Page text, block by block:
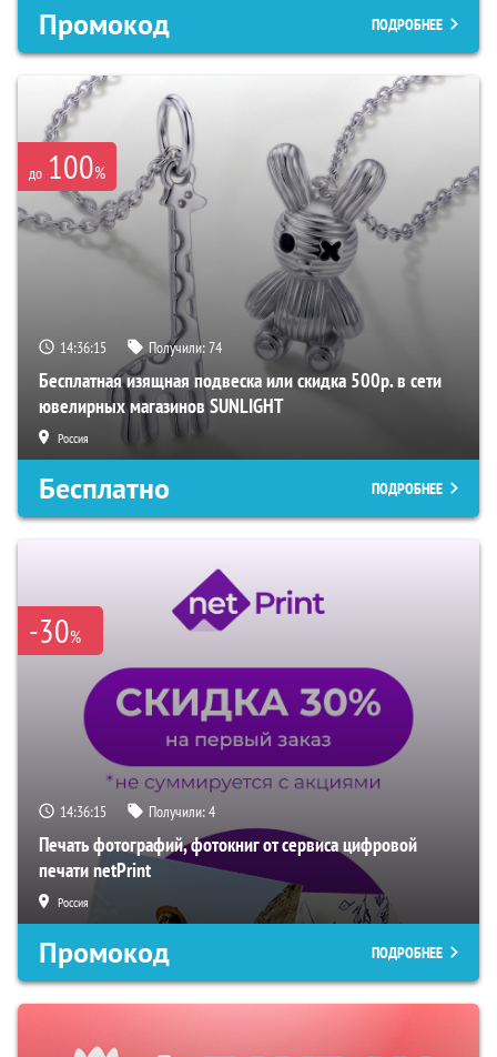
Промокод ПОДРОБНЕЕ
до 100%
14:36:15 Получили:74
Бесплатная изящная подвеска или скидка 500р. в сети
ювелирных магазинов SUNLIGHT
Россия
Бесплатно ПОДРОБНЕЕ
-30%
14:36:15 Получили:4
Печать фотографий, фотокниг от сервиса цифровой
печати netPrint
Россия
Промокод ПОДРОБНЕЕ